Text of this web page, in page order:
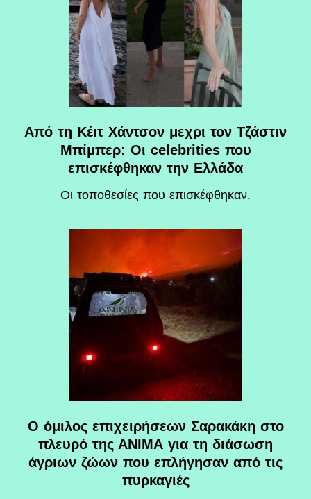
Από τη Κέιτ Χάντσον μεχρι τον Τζάστιν
Μπίμπερ: Οι celebrities που
επισκέφθηκαν την Ελλάδα
Οι τοποθεσίες που επισκέφθηκαν.
O όμιλος επιχειρήσεων Σαρακάκη στο
πλευρό της ΑΝΙΜΑ για τη διάσωση
άγριων ζώων που επλήγησαν από τις
πυρκαγιές